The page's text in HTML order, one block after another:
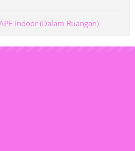
Indoor (Dalam Ruangan)